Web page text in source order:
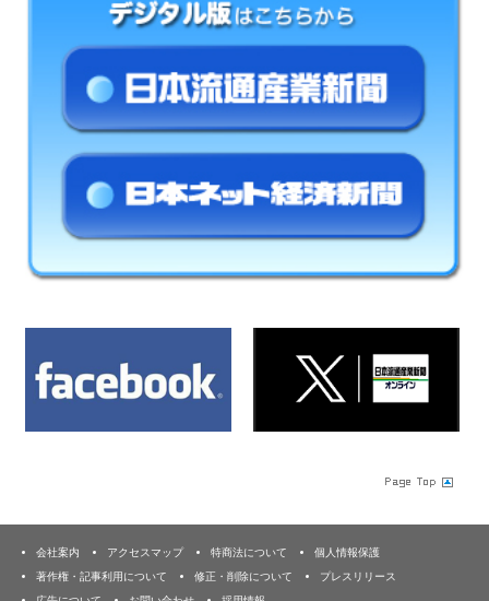
会社案内 アクセスマップ 特商法について
個人情報保護
著作権・記事利用について
修正・削除について
プレスリリース